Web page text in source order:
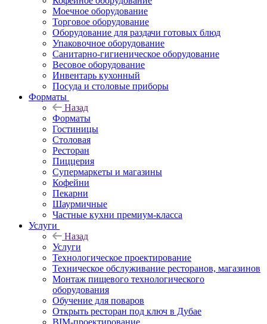
Моечное оборудование
Торговое оборудование
Оборудование для раздачи готовых блюд
Упаковочное оборудование
Санитарно-гигиеническое оборудование
Весовое оборудование
Инвентарь кухонный
Посуда и столовые приборы
Форматы
Назад
Форматы
Гостиницы
Столовая
Ресторан
Пиццерия
Супермаркеты и магазины
Кофейни
Пекарни
Шаурмичные
Частные кухни премиум-класса
Услуги
Назад
Услуги
Технологическое проектирование
Техническое обслуживание ресторанов, магазинов
Монтаж пищевого технологического
оборудования
Обучение для поваров
Открыть ресторан под ключ в Дубае
BIM-проектирование